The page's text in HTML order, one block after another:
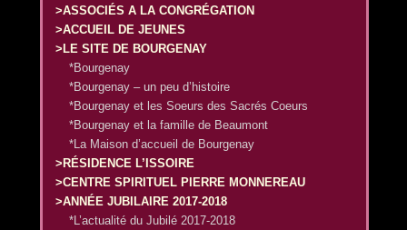
>ASSOCIÉS A LA CONGRÉGATION
>ACCUEIL DE JEUNES
>LE SITE DE BOURGENAY
*Bourgenay
*Bourgenay – un peu d’histoire
*Bourgenay et les Soeurs des Sacrés Coeurs
*Bourgenay et la famille de Beaumont
*La Maison d’accueil de Bourgenay
>RÉSIDENCE L’ISSOIRE
>CENTRE SPIRITUEL PIERRE MONNEREAU
>ANNÉE JUBILAIRE 2017-2018
*L’actualité du Jubilé 2017-2018